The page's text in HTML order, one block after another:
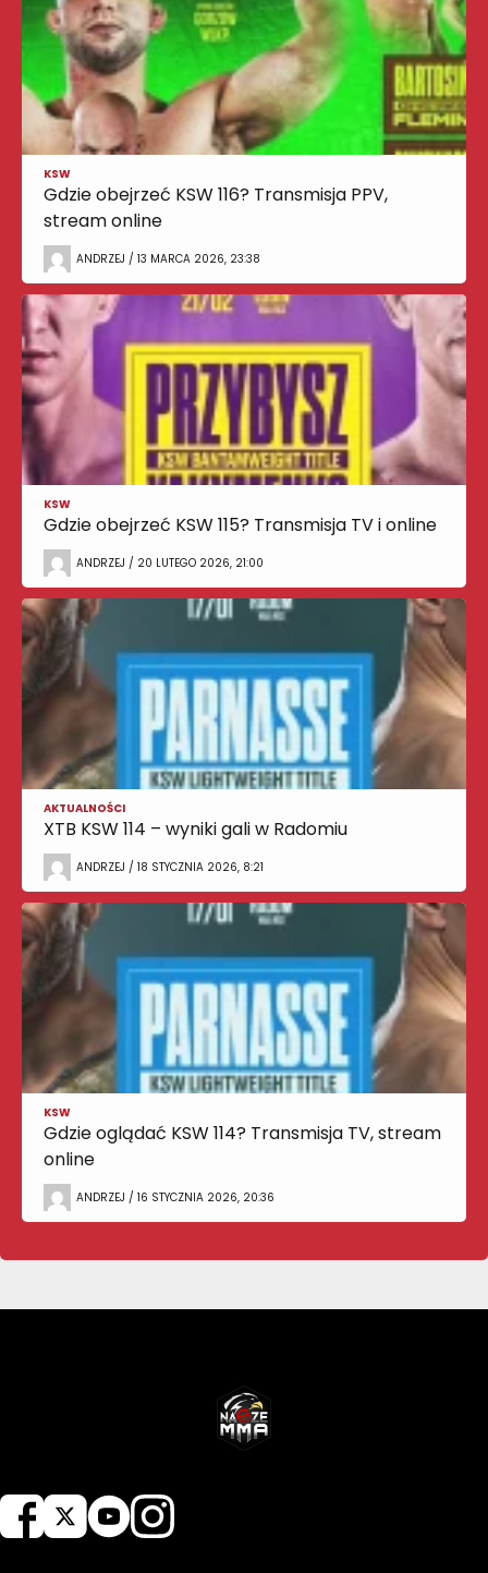
KSW
Gdzie obejrzeć KSW 116? Transmisja PPV,
stream online
ANDRZEJ / 13 MARCA 2026, 23:38
KSW
Gdzie obejrzeć KSW 115? Transmisja TV i online
ANDRZEJ / 20 LUTEGO 2026, 21:00
AKTUALNOŚCI
XTB KSW 114 – wyniki gali w Radomiu
ANDRZEJ / 18 STYCZNIA 2026, 8:21
KSW
Gdzie oglądać KSW 114? Transmisja TV, stream
online
ANDRZEJ / 16 STYCZNIA 2026, 20:36